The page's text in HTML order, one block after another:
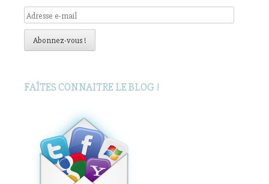
Adresse
e-
mailAbonnez-vous !
FAÎTES CONNAITRE LE BLOG !